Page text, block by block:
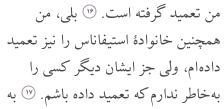
من تعمید گرفته است.
۱۶ بلی، من
همچنین خانوادۀ استیفاناس را نیز تعمید
داده ام، ولی جز ایشان دیگر کسی را
به خاطر ندارم که تعمید داده باشم.
۱۷ به